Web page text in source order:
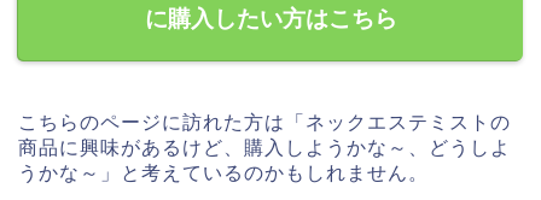
に購入したい方はこちら
こちらのページに訪れた方は「ネックエステミストの
商品に興味があるけど、購入しようかな～、どうしよ
うかな～」と考えているのかもしれません。